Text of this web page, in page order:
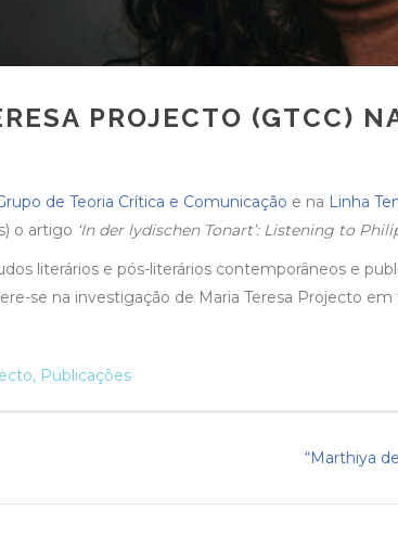
PROJECTO (GTCC)
de Teoria Crítica e Comunicação e na Linha
o artigo ‘In der lydischen Tonart’: Listening to
literários e pós-literários contemporâneos e
se na investigação de Maria Teresa Projecto
, Publicações
“Marthiya